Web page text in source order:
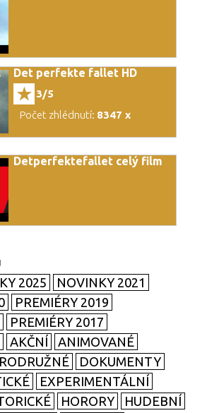
Det perfekte fallet HD
3/5
Počet zhlédnutí: 8347 x
Detperfektefallet celý film
2025
NOVINKY 2021
PREMIÉRY 2019
PREMIÉRY 2017
AKČNÍ
ANIMOVANÉ
DOKUMENTY
EXPERIMENTÁLNÍ
HORORY
HUDEBNÍ